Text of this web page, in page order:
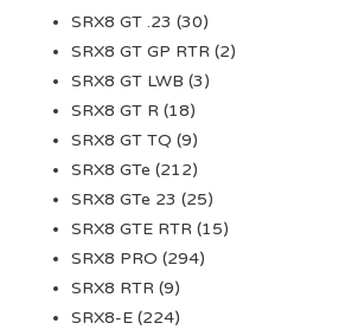
SRX8 GT .23 (30)
SRX8 GT GP RTR (2)
SRX8 GT LWB (3)
SRX8 GT R (18)
SRX8 GT TQ (9)
SRX8 GTe (212)
SRX8 GTe 23 (25)
SRX8 GTE RTR (15)
SRX8 PRO (294)
SRX8 RTR (9)
SRX8-E (224)